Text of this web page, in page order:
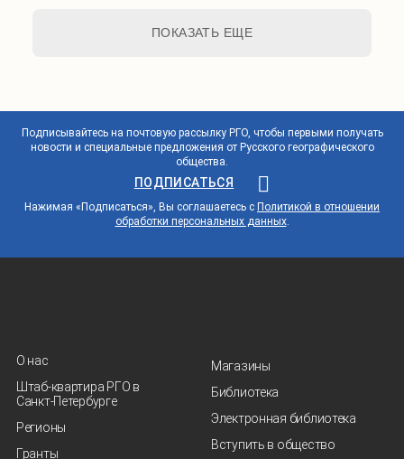
ПОКАЗАТЬ ЕЩЕ
Подписывайтесь на почтовую рассылку РГО, чтобы первыми получать
новости и специальные предложения от Русского географического
общества.
ПОДПИСАТЬСЯ
Нажимая «Подписаться», Вы соглашаетесь с Политикой в отношении
обработки персональных данных.
О нас
Штаб-квартира РГО в
Санкт‑Петербурге
Регионы
Гранты
Магазины
Библиотека
Электронная библиотека
Вступить в общество